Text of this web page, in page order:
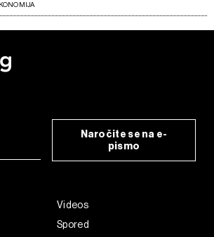
Naročite se na e-
pismo
Videos
Spored